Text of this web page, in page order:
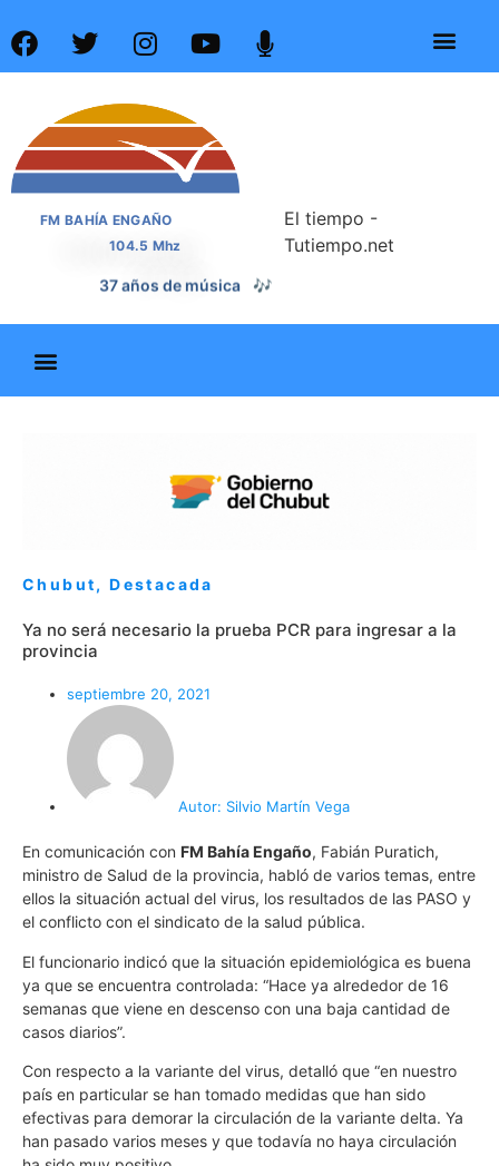
FM BAHÍA ENGAÑO
104.5 Mhz
37 años de noticias 📰
El tiempo -
Tutiempo.net
Chubut,Destacada
Ya no será necesario la prueba PCR para ingresar a la
provincia
septiembre 20, 2021
Autor: Silvio Martín Vega
En comunicación con FM Bahía Engaño, Fabián Puratich,
ministro de Salud de la provincia, habló de varios temas, entre
ellos la situación actual del virus, los resultados de las PASO y
el conflicto con el sindicato de la salud pública.
El funcionario indicó que la situación epidemiológica es buena
ya que se encuentra controlada: “Hace ya alrededor de 16
semanas que viene en descenso con una baja cantidad de
casos diarios”.
Con respecto a la variante del virus, detalló que “en nuestro
país en particular se han tomado medidas que han sido
efectivas para demorar la circulación de la variante delta. Ya
han pasado varios meses y que todavía no haya circulación